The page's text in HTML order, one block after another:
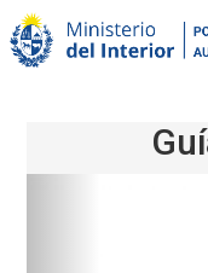
Pasar
al
contenido
Anterior